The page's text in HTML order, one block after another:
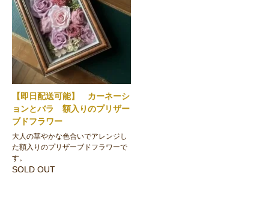
【即日配送可能】 カーネーシ
ョンとバラ 額入りのプリザー
ブドフラワー
大人の華やかな色合いでアレンジし
た額入りのプリザーブドフラワーで
す。
SOLD OUT